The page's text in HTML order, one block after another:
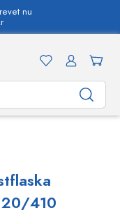
nu
20/410